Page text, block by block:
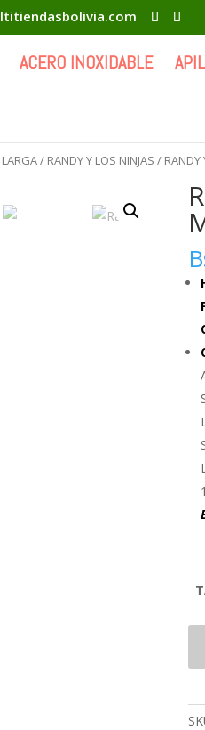
ACERO INOXIDABLE
/ RANDY Y LOS NINJAS / RANDY
-